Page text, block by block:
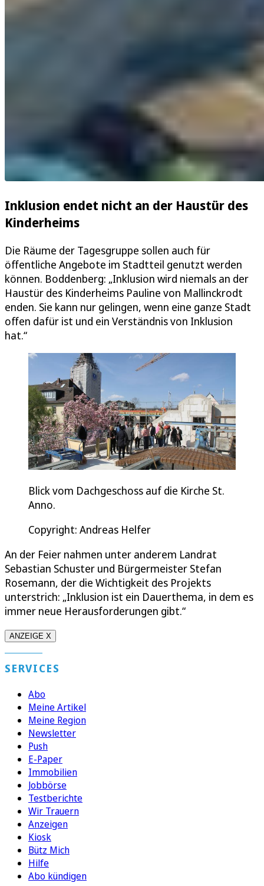
Inklusion endet nicht an der Haustür des
Kinderheims
Die Räume der Tagesgruppe sollen auch für
öffentliche Angebote im Stadtteil genutzt werden
können. Boddenberg: „Inklusion wird niemals an der
Haustür des Kinderheims Pauline von Mallinckrodt
enden. Sie kann nur gelingen, wenn eine ganze Stadt
offen dafür ist und ein Verständnis von Inklusion
hat.“
Blick vom Dachgeschoss auf die Kirche St.
Anno.
Copyright: Andreas Helfer
An der Feier nahmen unter anderem Landrat
Sebastian Schuster und Bürgermeister Stefan
Rosemann, der die Wichtigkeit des Projekts
unterstrich: „Inklusion ist ein Dauerthema, in dem es
immer neue Herausforderungen gibt.“
ANZEIGE X
SERVICES
Abo
Meine Artikel
Meine Region
Newsletter
Push
E-Paper
Immobilien
Jobbörse
Testberichte
Wir Trauern
Anzeigen
Kiosk
Bütz Mich
Hilfe
Abo kündigen